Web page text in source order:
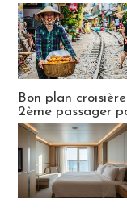
Bon plan
2ème passager